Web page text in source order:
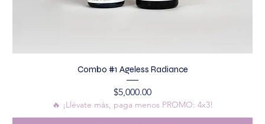
Combo #1 Ageless Radiance
Precio
$5,000.00
🔥 ¡Llévate más, paga menos PROMO: 4x3!